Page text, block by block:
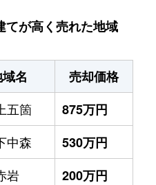
てが高く売れた地域
名
売却価格
五箇
875万円
中森
530万円
岩 200万円